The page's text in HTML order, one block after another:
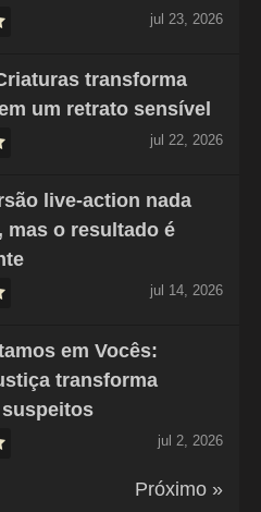
jul 23, 2026
transforma
um retrato sensível
jul 22, 2026
live-action nada
mas o resultado é
jul 14, 2026
em Vocês:
transforma
jul 2, 2026
Próximo »